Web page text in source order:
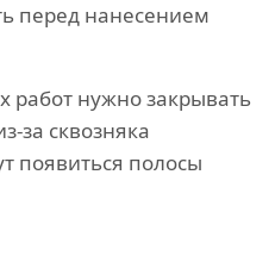
перед нанесением
работ нужно закрывать
за сквозняка
появиться полосы